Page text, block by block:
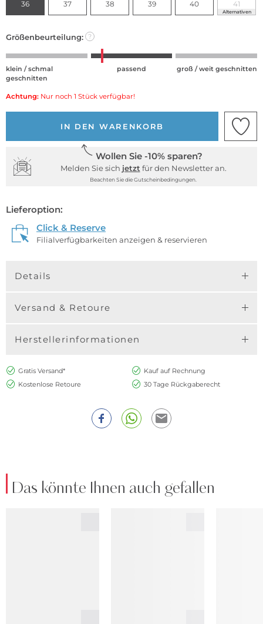
36 37 38 39 40 41
Alternativen
Größenbeurteilung: ?
klein / schmal
geschnitten
passend groß / weit geschnitten
Achtung: Nur noch 1 Stück verfügbar!
IN DEN WARENKORB
Wollen Sie -10% sparen?
Melden Sie sich jetzt für den Newsletter an.
Beachten Sie die Gutscheinbedingungen.
Lieferoption:
Click & Reserve
Filialverfügbarkeiten anzeigen & reservieren
Details
Versand & Retoure
Herstellerinformationen
Gratis Versand*
Kauf auf Rechnung
Kostenlose Retoure
30 Tage Rückgaberecht
Das könnte Ihnen auch gefallen